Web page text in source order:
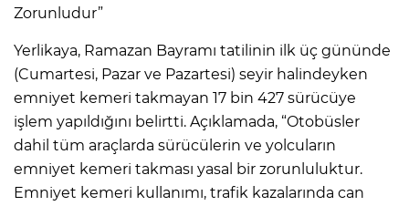
Zorunludur”
Yerlikaya, Ramazan Bayramı tatilinin ilk üç gününde
(Cumartesi, Pazar ve Pazartesi) seyir halindeyken
emniyet kemeri takmayan 17 bin 427 sürücüye
işlem yapıldığını belirtti. Açıklamada, “Otobüsler
dahil tüm araçlarda sürücülerin ve yolcuların
emniyet kemeri takması yasal bir zorunluluktur.
Emniyet kemeri kullanımı, trafik kazalarında can